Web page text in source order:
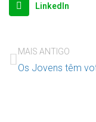
LinkedIn
MAIS ANTIGO